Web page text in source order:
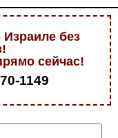
Израиле без
сейчас!
1149